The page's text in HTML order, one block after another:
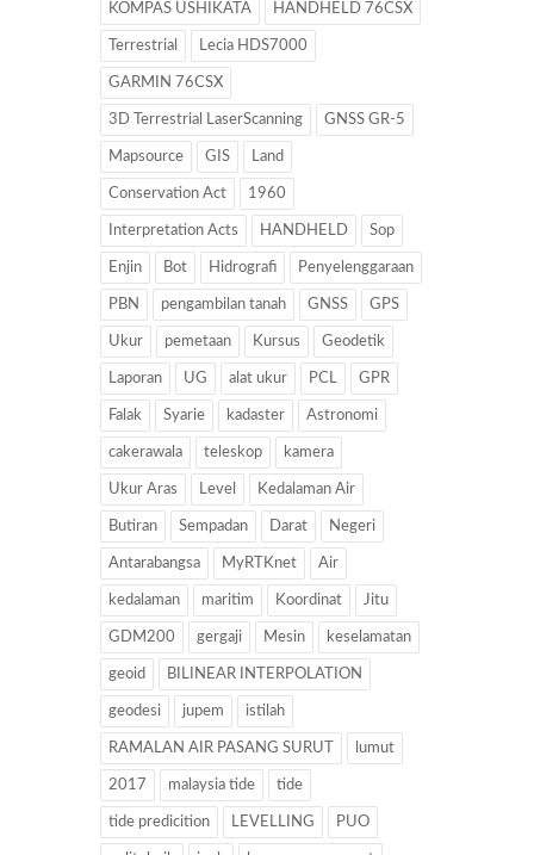
KOMPAS USHIKATA HANDHELD 76CSX
Terrestrial Lecia HDS7000
GARMIN 76CSX
3D Terrestrial LaserScanning GNSS GR-5
Mapsource GIS Land
Conservation Act 1960
Interpretation Acts HANDHELD Sop
Enjin Bot Hidrografi Penyelenggaraan
PBN pengambilan tanah GNSS GPS
Ukur pemetaan Kursus Geodetik
Laporan UG alat ukur PCL GPR
Falak Syarie kadaster Astronomi
cakerawala teleskop kamera
Ukur Aras Level Kedalaman Air
Butiran Sempadan Darat Negeri
Antarabangsa MyRTKnet Air
kedalaman maritim Koordinat Jitu
GDM200 gergaji Mesin keselamatan
geoid BILINEAR INTERPOLATION
geodesi jupem istilah
RAMALAN AIR PASANG SURUT lumut
2017 malaysia tide tide
tide predicition LEVELLING PUO